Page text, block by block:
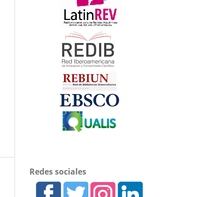
Redes sociales